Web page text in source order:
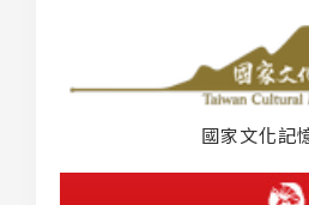
國家文化記